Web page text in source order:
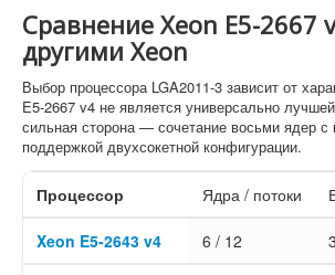
Сравнение Xeon E5-2667
другими Xeon
Выбор процессора LGA2011-3 зависит от
E5-2667 v4 не является универсально
сильная сторона — сочетание восьми ядер с
поддержкой двухсокетной конфигурации.
Процессор Ядра / потоки
Xeon E5-2643 v4 6 / 12